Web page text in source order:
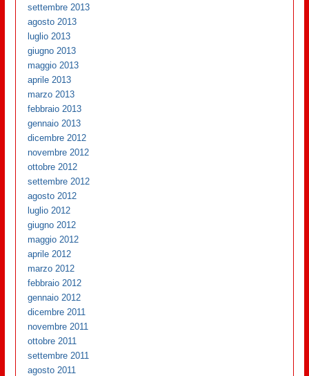
settembre 2013
agosto 2013
luglio 2013
giugno 2013
maggio 2013
aprile 2013
marzo 2013
febbraio 2013
gennaio 2013
dicembre 2012
novembre 2012
ottobre 2012
settembre 2012
agosto 2012
luglio 2012
giugno 2012
maggio 2012
aprile 2012
marzo 2012
febbraio 2012
gennaio 2012
dicembre 2011
novembre 2011
ottobre 2011
settembre 2011
agosto 2011